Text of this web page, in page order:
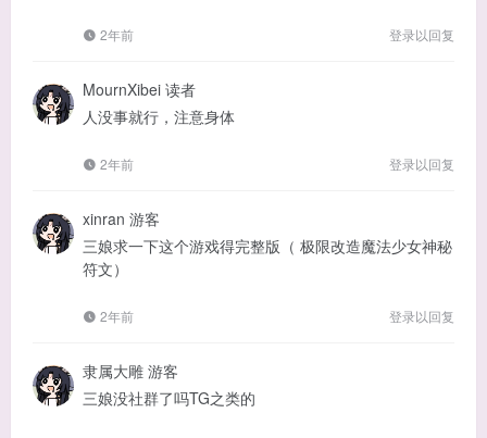
2年前 登录以回复
MournXibei 读者
人没事就行，注意身体
2年前 登录以回复
xinran 游客
三娘求一下这个游戏得完整版（ 极限改造魔法少女神秘
符文）
2年前 登录以回复
隶属大雕 游客
三娘没社群了吗TG之类的